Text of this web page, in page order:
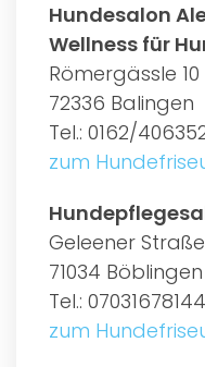
Hundesalon
Wellness für
Römergässle 10
72336 Balingen
Tel.: 0162/
zum
Geleener Straße
71034 Böblingen
Tel.:
zum